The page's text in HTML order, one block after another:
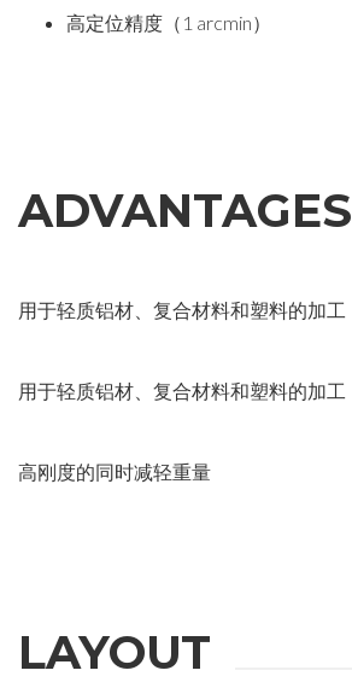
高定位精度（1 arcmin）
ADVANTAGES
用于轻质铝材、复合材料和塑料的加工
用于轻质铝材、复合材料和塑料的加工
高刚度的同时减轻重量
LAYOUT